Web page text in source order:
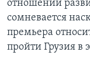
отношении
сомневается
премьера
пройти Грузия в